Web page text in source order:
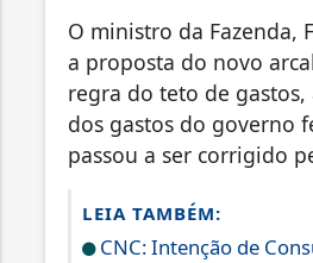
O ministro da Fazenda,
a proposta do novo
regra do teto de
dos gastos do governo
passou a ser corrigido
LEIA TAMBÉM:
CNC: Intenção de